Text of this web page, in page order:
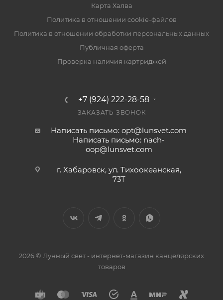
Карта Халва
Политика в отношении cookie-файлов
Политика в отношении обработки персональных данных
Публичная оферта
Проверка наличия картриджей
+7 (924) 222-28-58
ЗАКАЗАТЬ ЗВОНОК
Написать письмо: opt@lunsvet.com
Написать письмо: nach-
oop@lunsvet.com
г. Хабаровск, ул. Тихоокеанская,
73Т
2026 © Лунный свет - интернет-магазин канцелярских
товаров